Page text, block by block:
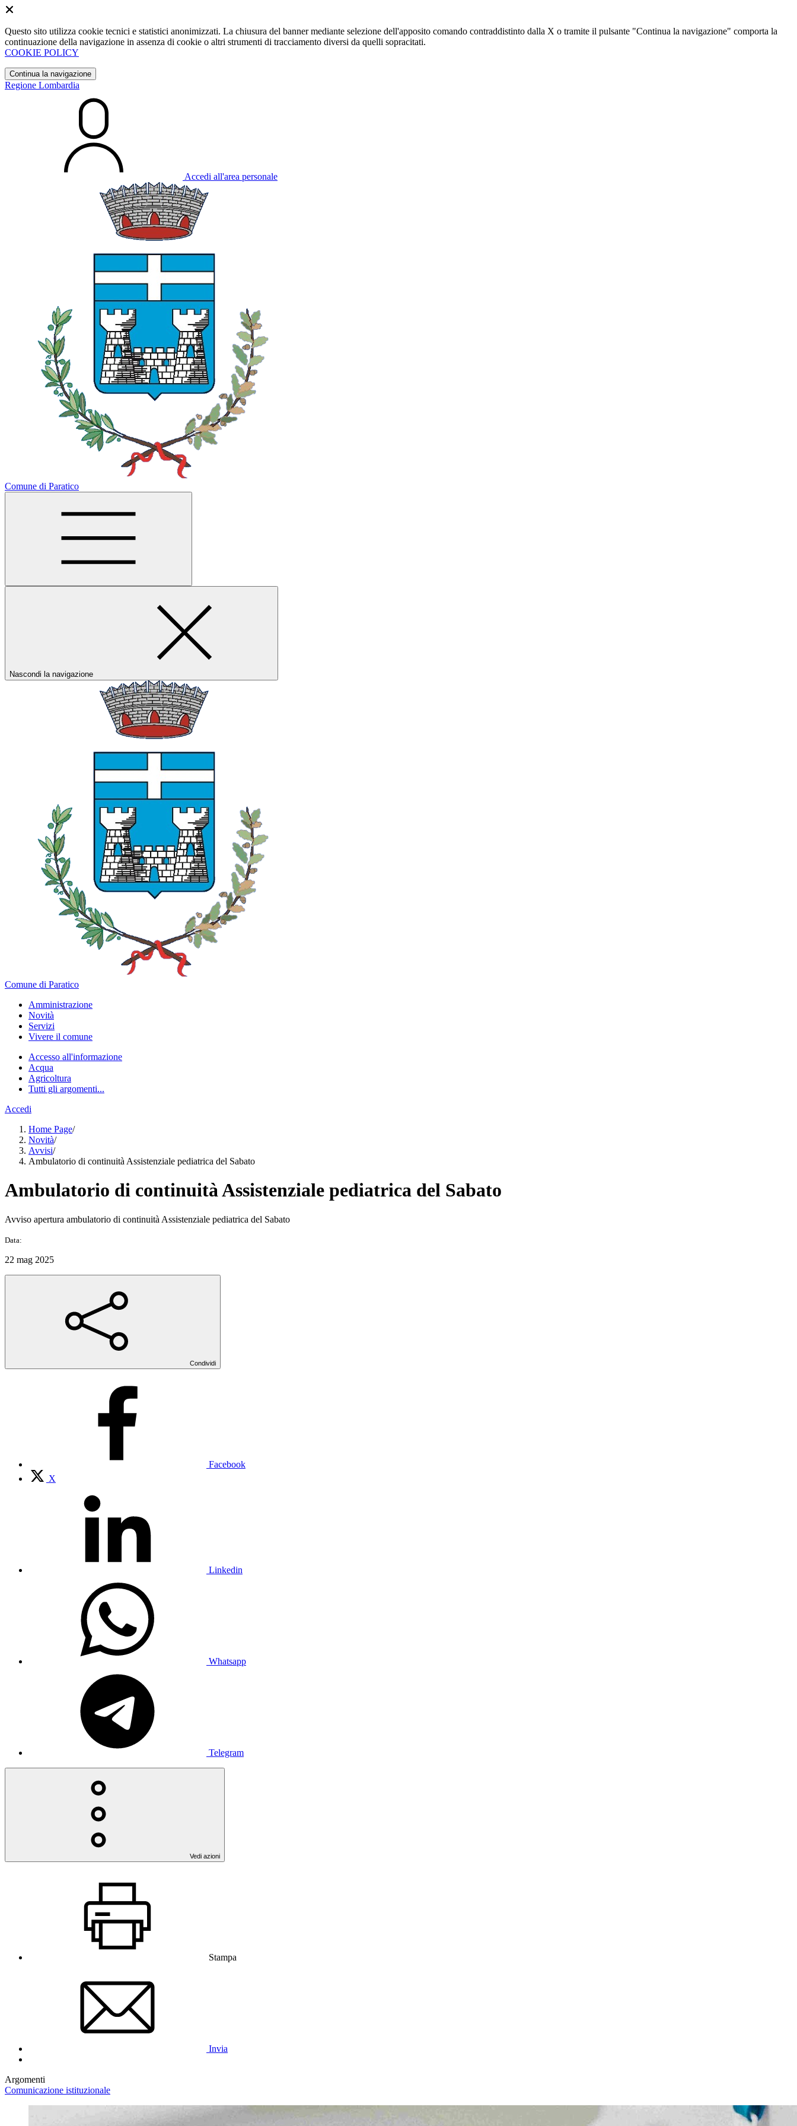
Questo sito utilizza cookie tecnici e statistici anonimizzati. La chiusura del banner mediante selezione dell'apposito comando contraddistinto dalla X o tramite il pulsante "Continua la navigazione" comporta la
continuazione della navigazione in assenza di cookie o altri strumenti di tracciamento diversi da quelli sopracitati.
COOKIE POLICY
Continua la navigazione
Regione Lombardia
Accedi all'area personale
Comune di Paratico
Nascondi la navigazione
Comune di Paratico
Amministrazione
Novità
Servizi
Vivere il comune
Accesso all'informazione
Acqua
Agricoltura
Tutti gli argomenti...
Accedi
Home Page/
Novità/
Avvisi/
Ambulatorio di continuità Assistenziale pediatrica del Sabato
Ambulatorio di continuità Assistenziale pediatrica del Sabato
Avviso apertura ambulatorio di continuità Assistenziale pediatrica del Sabato
Data:
22 mag 2025
Condividi
Facebook
X
Linkedin
Whatsapp
Telegram
Vedi azioni
Stampa
Invia
Argomenti
Comunicazione istituzionale